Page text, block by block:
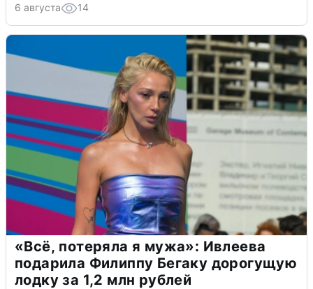
6 августа 14
«Всё, потеряла я мужа»: Ивлеева
подарила Филиппу Бегаку дорогущую
лодку за 1,2 млн рублей